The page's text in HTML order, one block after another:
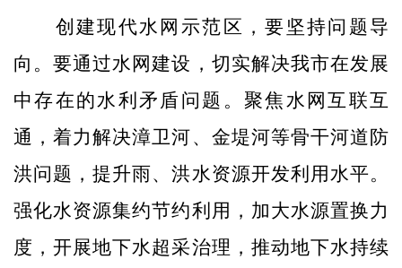
创建现代水网示范区，要坚持问题导
向。要通过水网建设，切实解决我市在发展
中存在的水利矛盾问题。聚焦水网互联互
通，着力解决漳卫河、金堤河等骨干河道防
洪问题，提升雨、洪水资源开发利用水平。
强化水资源集约节约利用，加大水源置换力
度，开展地下水超采治理，推动地下水持续